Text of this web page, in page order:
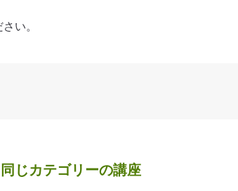
い。
同じカテゴリーの講座